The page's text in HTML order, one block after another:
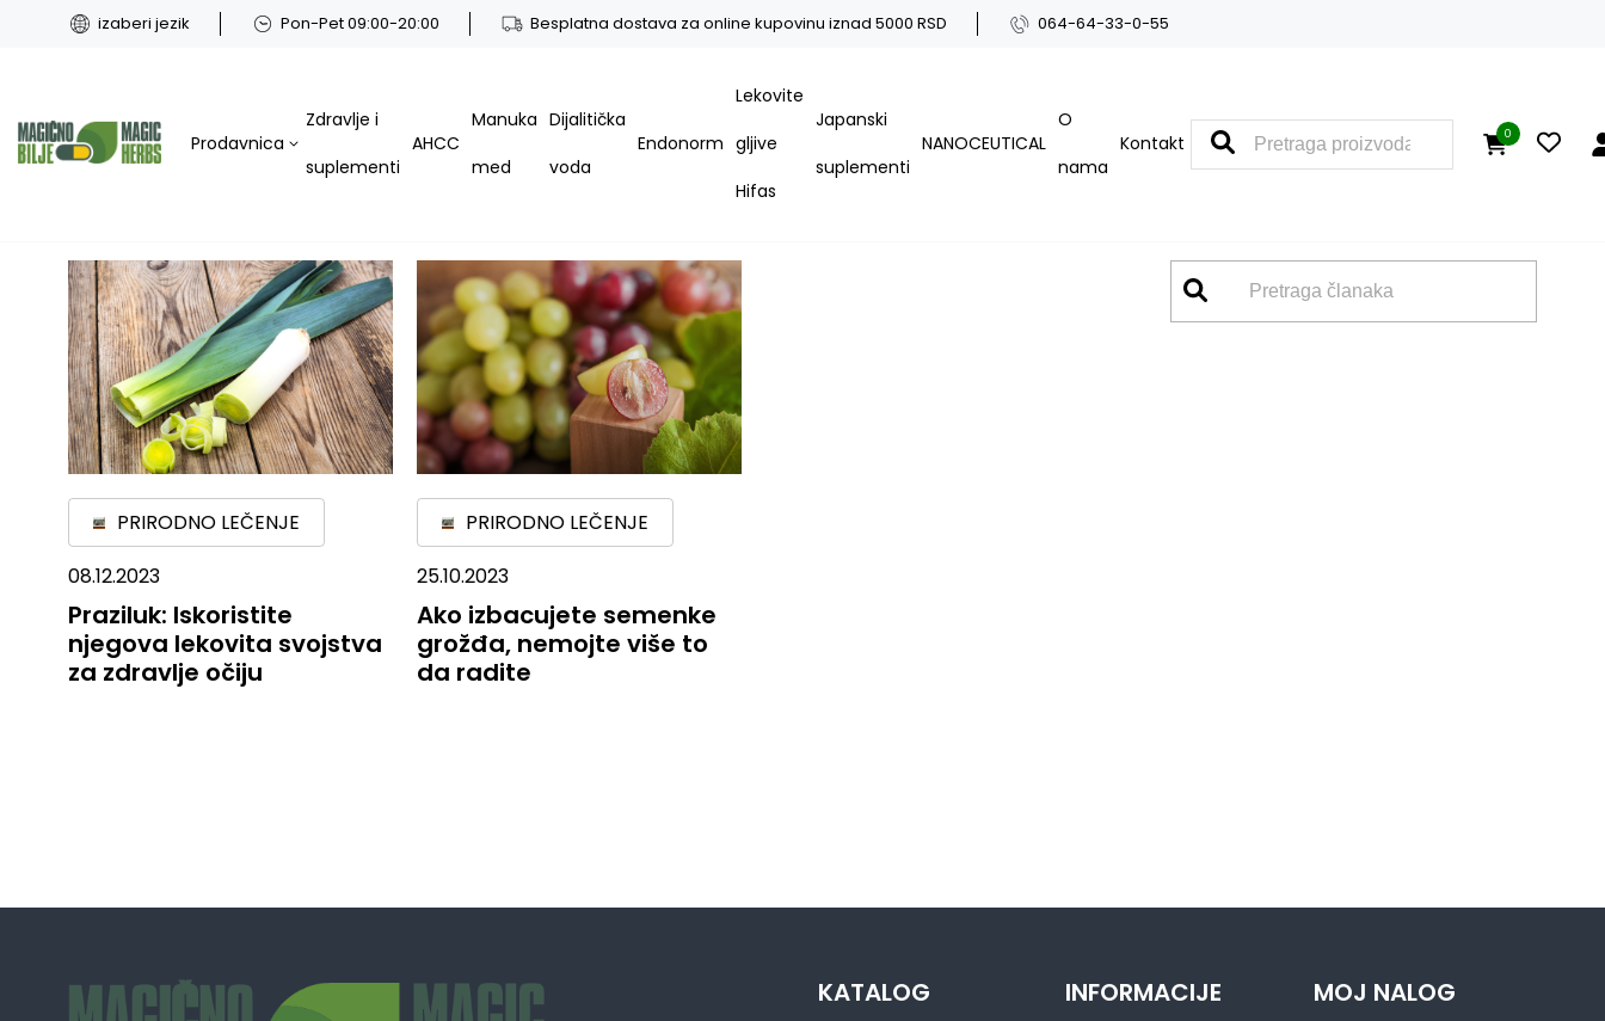
izaberi jezik Pon-Pet 09:00-20:00 Besplatna dostava za online kupovinu iznad 5000 RSD 064-64-33-0-55
0
Prodavnica
Zdravlje i
suplementi
AHCC
Manuka
med
Dijalitička
voda
Endonorm
Lekovite
gljive
Hifas
Japanski
suplementi
NANOCEUTICAL
O
nama
Kontakt
PRIRODNO LEČENJE
08.12.2023
Praziluk: Iskoristite
njegova lekovita svojstva
za zdravlje očiju
PRIRODNO LEČENJE
25.10.2023
Ako izbacujete semenke
grožđa, nemojte više to
da radite
KATALOG INFORMACIJE MOJ NALOG